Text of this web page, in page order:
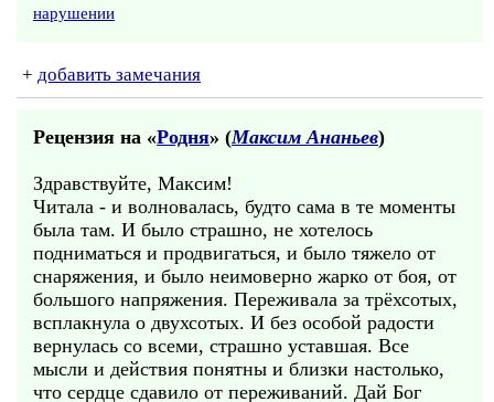
нарушении
+ добавить замечания
Рецензия на «Родня» (Максим Ананьев)
Здравствуйте, Максим!
Читала - и волновалась, будто сама в те моменты
была там. И было страшно, не хотелось
подниматься и продвигаться, и было тяжело от
снаряжения, и было неимоверно жарко от боя, от
большого напряжения. Переживала за трёхсотых,
всплакнула о двухсотых. И без особой радости
вернулась со всеми, страшно уставшая. Все
мысли и действия понятны и близки настолько,
что сердце сдавило от переживаний. Дай Бог